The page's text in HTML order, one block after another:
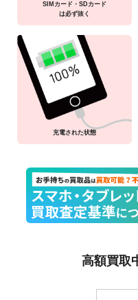
SIMカード・SDカード
は必ず抜く
充電された状態
高額買取